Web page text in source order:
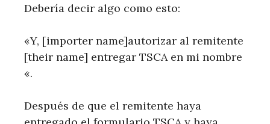
Debería decir algo como esto:
«Y, [importer name]autorizar al remitente
[their name] entregar TSCA en mi nombre
«.
Después de que el remitente haya